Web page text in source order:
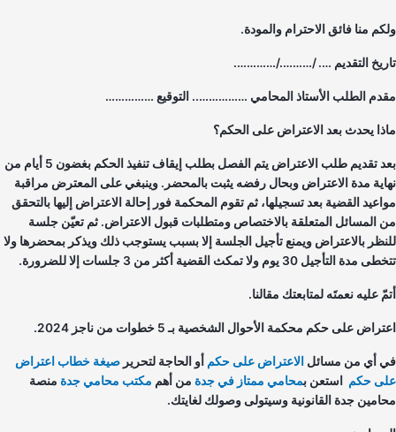
منا فائق الاحترام والمودة.
التقديم …. /………./………….
الطلب الأستاذ المحامي …………….. التوقيع ……………
يحدث بعد الاعتراض على الحكم؟
بعد تقديم طلب الاعتراض يتم الفصل بطلب إيقاف تنفيذ الحكم بغضون 5 أيام من
مدة الاعتراض وبحال رفضه يثبت بالمحضر. وينبغي على المعترض مراقبة
القضية بعد تسجيلها، ثم تقوم المحكمة فور إحالة الاعتراض إليها بالتحقق
المسائل المتعلقة بالاختصاص ومتطلبات قبول الاعتراض. ثم تعيّن جلسة
بالاعتراض ويمنع تأجيل الجلسة إلا بسبب يستوجب ذلك ويذكر بمحضرها ولا
التأجيل 30 يوم ولا تمكث القضية أكثر من 3 جلسات إلا للضرورة.
عليه نعمتَه لمتابعتك مقالنا.
على حكم محكمة الأحوال الشخصية بـ 5 خطوات من ناجز 2024.
أي من مسائلالاعتراض على حكمأو الحاجة لتحريرصيغة خطاب اعتراض
حكماستعن بمحامي ممتاز في جدةمن أهممكتب محامي جدةمنصة
جدة القانونية وسيتولى وصولك لغايتك.